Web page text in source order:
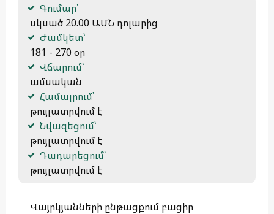
Գումար՝
սկսած 20.00 ԱՄՆ դոլարից
Ժամկետ՝
181 - 270 օր
Վճարում՝
ամսական
Համալրում՝
թույլատրվում է
Նվազեցում՝
թույլատրվում է
Դադարեցում՝
թույլատրվում է
Վայրկյանների ընթացքում բացիր